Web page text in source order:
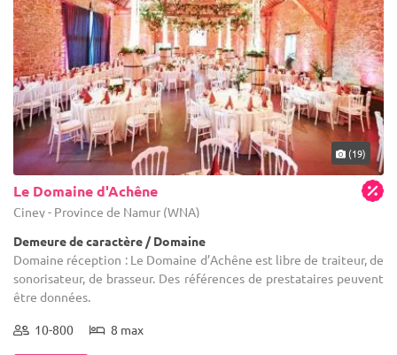
(19)
Le Domaine d'Achêne
Ciney - Province de Namur (WNA)
Demeure de caractère / Domaine
Domaine réception : Le Domaine d’Achêne est libre de traiteur, de
sonorisateur, de brasseur. Des références de prestataires peuvent
être données.
10-800 8 max